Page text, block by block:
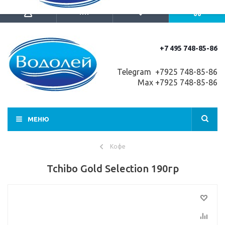
+7 495 748-85-86
Telegram +7925 748-85-86
Max +7925 748-85-86
МЕНЮ
Кофе
Tchibo Gold Selection 190гр